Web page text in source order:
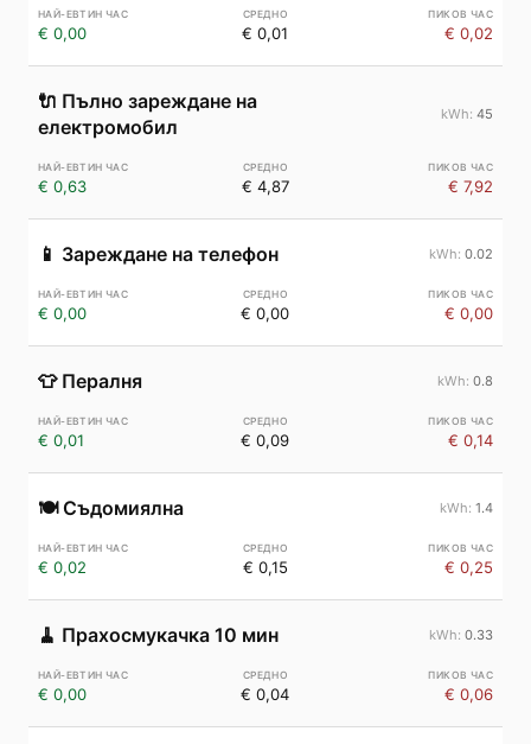
€ 0,00 € 0,01 € 0,02
🔌 Пълно зареждане на
електромобил
45
€ 0,63 € 4,87 € 7,92
📱 Зареждане на телефон 0.02
€ 0,00 € 0,00 € 0,00
👕 Пералня 0.8
€ 0,01 € 0,09 € 0,14
🍽️ Съдомиялна 1.4
€ 0,02 € 0,15 € 0,25
🧹 Прахосмукачка 10 мин 0.33
€ 0,00 € 0,04 € 0,06